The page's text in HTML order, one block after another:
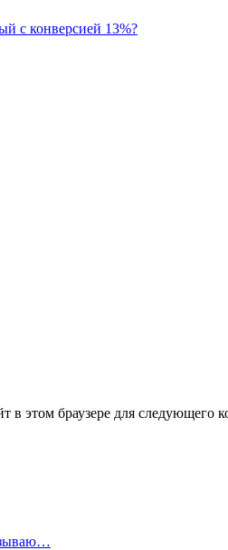
с конверсией 13%?
в этом браузере для следующего